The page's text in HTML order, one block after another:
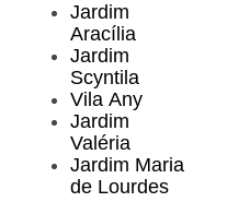
Jardim
Aracília
Jardim
Scyntila
Vila Any
Jardim
Valéria
Jardim Maria
de Lourdes